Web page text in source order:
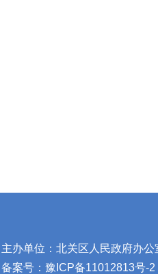
主办单位：北关区人民政府办
备案号： 豫ICP备11012813号-2